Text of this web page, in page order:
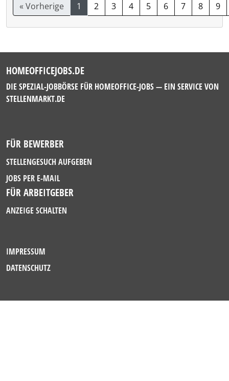
« Vorherige 1 2 3 4 5 6 7 8 9
HOMEOFFICEJOBS.DE
DIE SPEZIAL-JOBBÖRSE FÜR HOMEOFFICE-JOBS — EIN SERVICE VON
STELLENMARKT.DE
FÜR BEWERBER
STELLENGESUCH AUFGEBEN
JOBS PER E-MAIL
FÜR ARBEITGEBER
ANZEIGE SCHALTEN
IMPRESSUM
DATENSCHUTZ